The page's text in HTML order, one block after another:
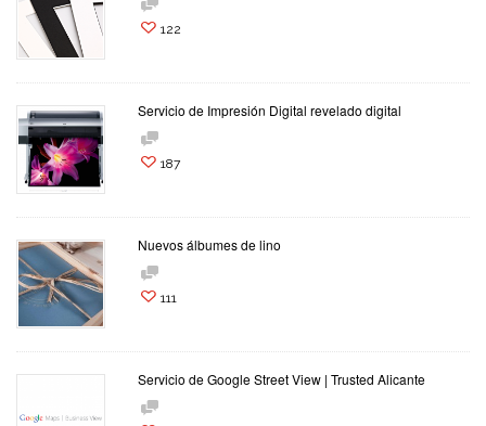
122
Servicio de Impresión Digital revelado digital
187
Nuevos álbumes de lino
111
Servicio de Google Street View | Trusted Alicante